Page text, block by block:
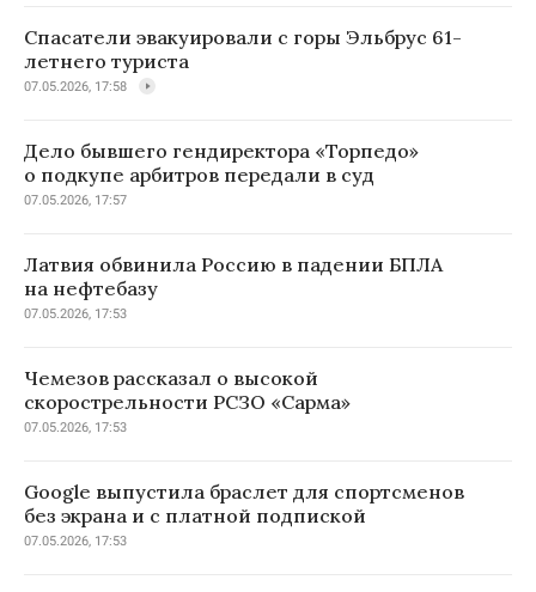
Спасатели эвакуировали с горы Эльбрус 61-
летнего туриста
07.05.2026, 17:58
Дело бывшего гендиректора «Торпедо»
о подкупе арбитров передали в суд
07.05.2026, 17:57
Латвия обвинила Россию в падении БПЛА
на нефтебазу
07.05.2026, 17:53
Чемезов рассказал о высокой
скорострельности РСЗО «Сарма»
07.05.2026, 17:53
Google выпустила браслет для спортсменов
без экрана и с платной подпиской
07.05.2026, 17:53